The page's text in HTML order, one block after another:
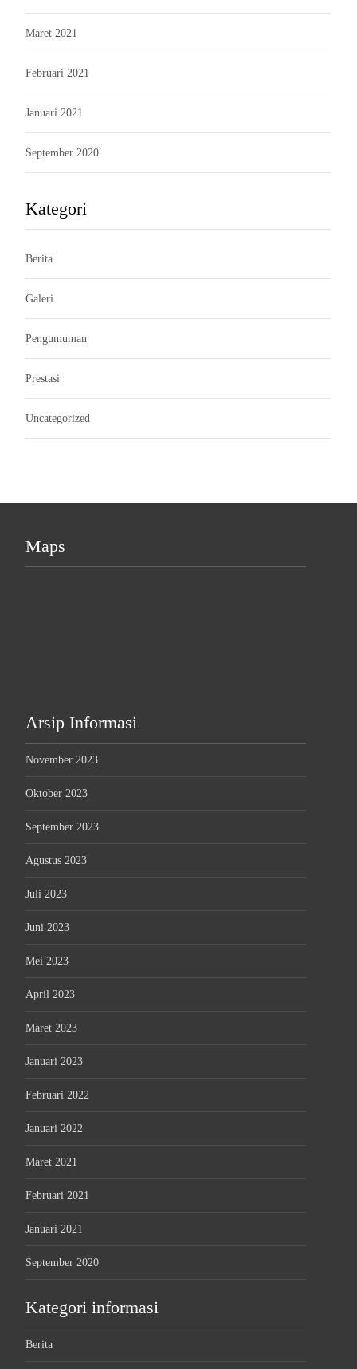
Maret 2021
Februari 2021
Januari 2021
September 2020
Kategori
Berita
Galeri
Pengumuman
Prestasi
Uncategorized
Maps
Arsip Informasi
November 2023
Oktober 2023
September 2023
Agustus 2023
Juli 2023
Juni 2023
Mei 2023
April 2023
Maret 2023
Januari 2023
Februari 2022
Januari 2022
Maret 2021
Februari 2021
Januari 2021
September 2020
Kategori informasi
Berita